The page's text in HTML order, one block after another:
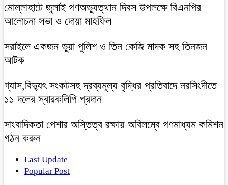
মোল্লাহাটে জুলাই গণঅভ্যুত্থান দিবস উপলক্ষে বিএনপির
আলোচনা সভা ও দোয়া মাহফিল
সরাইলে একজন ভুয়া পুলিশ ও তিন কেজি মাদক সহ তিনজন
আটক
গ্যাস,বিদ্যুৎ সংকটসহ দ্রব্যমূল্য বৃদ্ধির প্রতিবাদে নরসিংদীতে
১১ দলের স্বারকলিপি প্রদান
সাংবাদিকতা পেশার অস্তিত্ব রক্ষায় অবিলম্বে গণমাধ্যম কমিশন
গঠন করুন
Last Update
Popular Post